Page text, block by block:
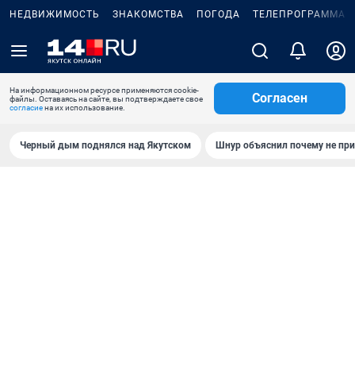
НЕДВИЖИМОСТЬ ЗНАКОМСТВА ПОГОДА ТЕЛЕПРОГРАММА
На информационном ресурсе применяются cookie-
файлы. Оставаясь на сайте, вы подтверждаете свое
согласиена их использование.
Согласен
Черный дым поднялся над Якутском Шнур объяснил почему не